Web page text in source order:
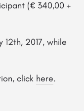
(€ 340,00 +
2017, while
click here.